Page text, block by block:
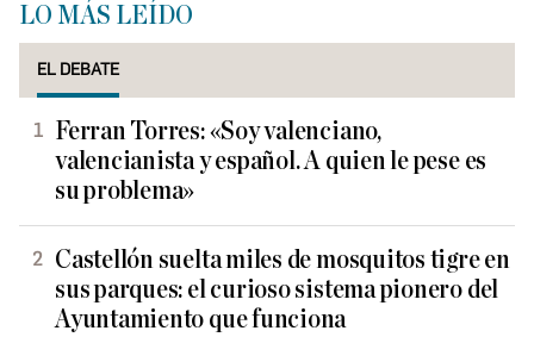
LO MÁS LEÍDO
EL DEBATE
Ferran Torres: «Soy valenciano,
valencianista y español. A quien le pese es
su problema»
Castellón suelta miles de mosquitos tigre en
sus parques: el curioso sistema pionero del
Ayuntamiento que funciona